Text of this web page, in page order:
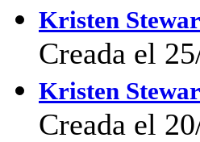
Kristen
Creada el
Kristen
Creada el